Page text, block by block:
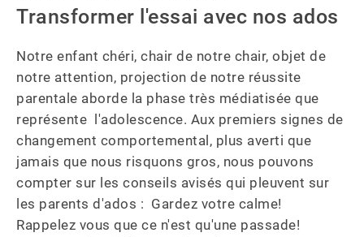
Transformer l'essai avec nos ados
Notre enfant chéri, chair de notre chair, objet de
notre attention, projection de notre réussite
parentale aborde la phase très médiatisée que
représente  l'adolescence. Aux premiers signes de
changement comportemental, plus averti que
jamais que nous risquons gros, nous pouvons
compter sur les conseils avisés qui pleuvent sur
les parents d'ados :  Gardez votre calme!
Rappelez vous que ce n'est qu'une passade!